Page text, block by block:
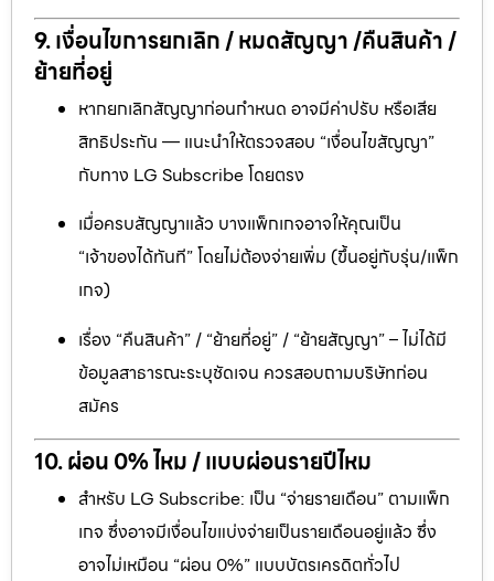
9. เงื่อนไขการยกเลิก / หมดสัญญา /คืนสินค้า /
ย้ายที่อยู่
หากยกเลิกสัญญาก่อนกำหนด อาจมีค่าปรับ หรือเสีย
สิทธิประกัน — แนะนำให้ตรวจสอบ “เงื่อนไขสัญญา”
กับทาง LG Subscribe โดยตรง
เมื่อครบสัญญาแล้ว บางแพ็กเกจอาจให้คุณเป็น
“เจ้าของได้ทันที” โดยไม่ต้องจ่ายเพิ่ม (ขึ้นอยู่กับรุ่น/แพ็ก
เกจ)
เรื่อง “คืนสินค้า” / “ย้ายที่อยู่” / “ย้ายสัญญา” – ไม่ได้มี
ข้อมูลสาธารณะระบุชัดเจน ควรสอบถามบริษัทก่อน
สมัคร
10. ผ่อน 0% ไหม / แบบผ่อนรายปีไหม
สำหรับ LG Subscribe: เป็น “จ่ายรายเดือน” ตามแพ็ก
เกจ ซึ่งอาจมีเงื่อนไขแบ่งจ่ายเป็นรายเดือนอยู่แล้ว ซึ่ง
อาจไม่เหมือน “ผ่อน 0%” แบบบัตรเครดิตทั่วไป